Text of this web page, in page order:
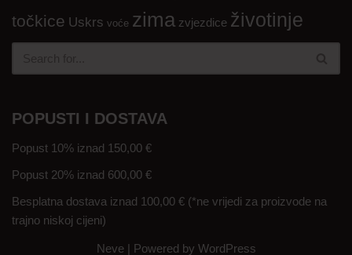
točkice Uskrs voće zima zvjezdice životinje
POPUSTI I DOSTAVA
Popust 10% iznad 150,00 €
Popust 20% iznad 600,00 €
Besplatna dostava iznad 100,00 € (*ne vrijedi za proizvode na
trajno niskoj cijeni)
Neve| Powered by WordPress